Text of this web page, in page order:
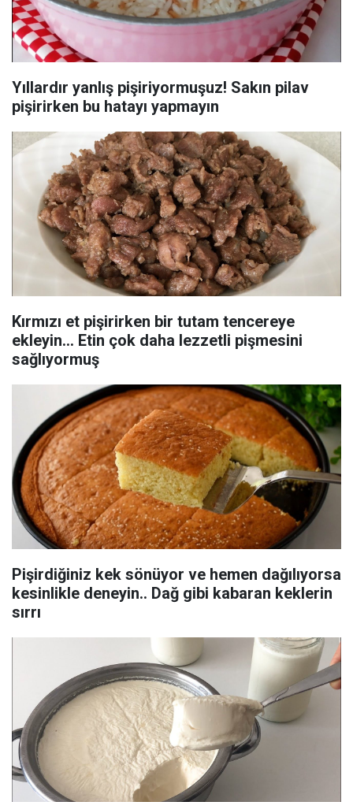
Yıllardır yanlış pişiriyormuşuz! Sakın pilav
pişirirken bu hatayı yapmayın
Kırmızı et pişirirken bir tutam tencereye
ekleyin... Etin çok daha lezzetli pişmesini
sağlıyormuş
Pişirdiğiniz kek sönüyor ve hemen dağılıyorsa
kesinlikle deneyin.. Dağ gibi kabaran keklerin
sırrı